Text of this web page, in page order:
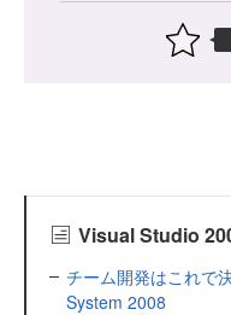
Visual Studio
チーム開発はこれで
System 2008